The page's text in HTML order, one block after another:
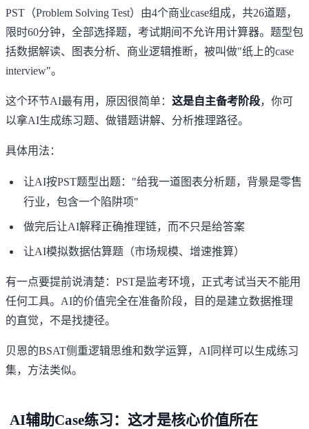
PST（Problem Solving Test）由4个商业case组成，共26道题，
限时60分钟，全部选择题，考试期间不允许用计算器。题型包
括数据解读、图表分析、商业逻辑推断，被叫做"纸上的case
interview"。
这个环节AI最有用，原因很简单： 这是自主备考阶段，你可
以拿AI生成练习题、做错题讲解、分析推理路径。
具体用法：
让AI按PST题型出题："给我一道图表分析题，背景是零售
行业，包含一个陷阱项"
做完后让AI解释正确推理链，而不只是给答案
让AI模拟数据估算题（市场规模、增速推算）
有一点要提前说清楚：PST是监考环境，正式考试当天不能用
任何工具。AI的价值完全在准备阶段，目的是建立数据推理
的直觉，不是找捷径。
贝恩的BSAT侧重逻辑思维和数学运算，AI同样可以生成练习
集，方法类似。
AI辅助Case练习：这才是核心价值所在